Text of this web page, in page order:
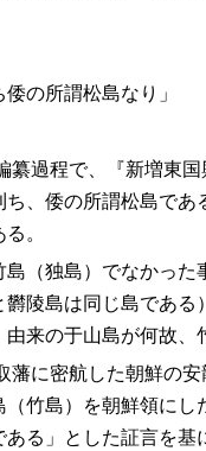
の所謂松島なり」
過程で、『新増東
、倭の所謂松島で
。
（独島）でなかった
陵島は同じ島であ
来の于山島が何故、
に密航した朝鮮の
竹島）を朝鮮領にし
る」とした証言を